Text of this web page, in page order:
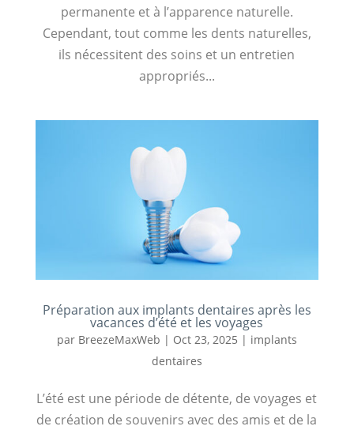
permanente et à l’apparence naturelle.
Cependant, tout comme les dents naturelles,
ils nécessitent des soins et un entretien
appropriés...
Préparation aux implants dentaires après les
vacances d’été et les voyages
par BreezeMaxWeb | Oct 23, 2025 | implants
dentaires
L’été est une période de détente, de voyages et
de création de souvenirs avec des amis et de la